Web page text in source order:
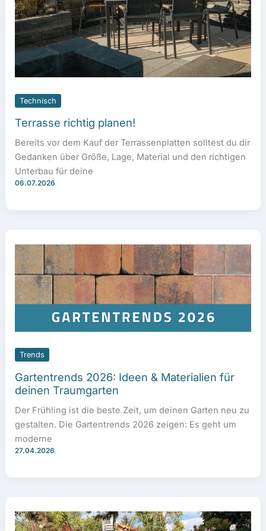
Technisch
Terrasse richtig planen!
Bereits vor dem Kauf der Terrassenplatten solltest du dir
Gedanken über Größe, Lage, Material und den richtigen
Unterbau für deine
06.07.2026
Trends
Gartentrends 2026: Ideen & Materialien für
deinen Traumgarten
Der Frühling ist die beste Zeit, um deinen Garten neu zu
gestalten. Die Gartentrends 2026 zeigen: Es geht um
moderne
27.04.2026